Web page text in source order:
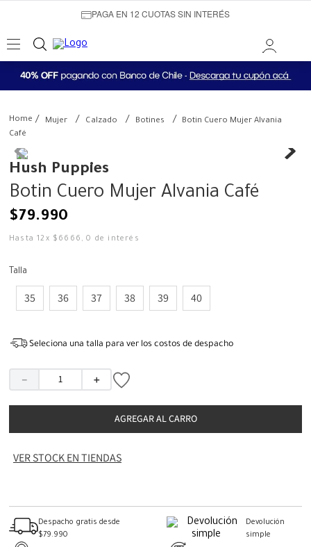
PAGA EN 12 CUOTAS SIN INTERÉS
Mujer Calzado Botines
Botin Cuero Mujer Alvania
Café
Hush Puppies
Botin Cuero Mujer Alvania Café
$79.990
Hasta12 x $ 6666 ,0 de interés
Talla
35 36 37 38 39 40
Seleciona una talla para ver los costos de despacho
＋
－
AGREGAR AL CARRO
VER STOCK EN TIENDAS
Despacho gratis desde
$79.990
Devolución
simple